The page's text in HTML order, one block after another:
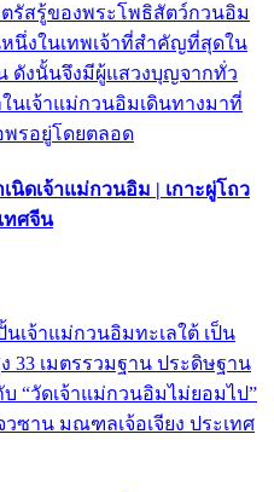
รัสรู้ของพระโพธิสัตว์กวนอิม
นึ่งในเทพเจ้าที่สำคัญที่สุดใน
ดังนั้นจึงมีผู้แสวงบุญจากทั่ว
นเจ้าแม่กวนอิมเดินทางมาที่
พรอยู่โดยตลอด
ดเจ้าแม่กวนอิม | เกาะผู่โถว
ทศจีน
เจ้าแม่กวนอิมทะเลใต้ เป็น
33 เมตรรวมฐาน ประดิษฐาน
“วัดเจ้าแม่กวนอิมไม่ยอมไป”
วซาน มณฑลเจ้อเจียง ประเทศ